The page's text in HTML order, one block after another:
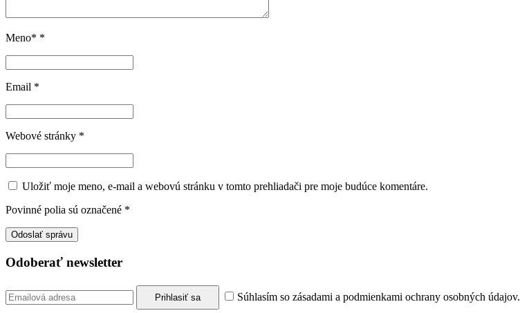
Meno* *
Email *
Webové stránky *
Uložiť moje meno, e-mail a webovú stránku v tomto prehliadači pre moje budúce komentáre.
Povinné polia sú označené *
Odoberať newsletter
Súhlasím so zásadami a podmienkami ochrany osobných údajov.